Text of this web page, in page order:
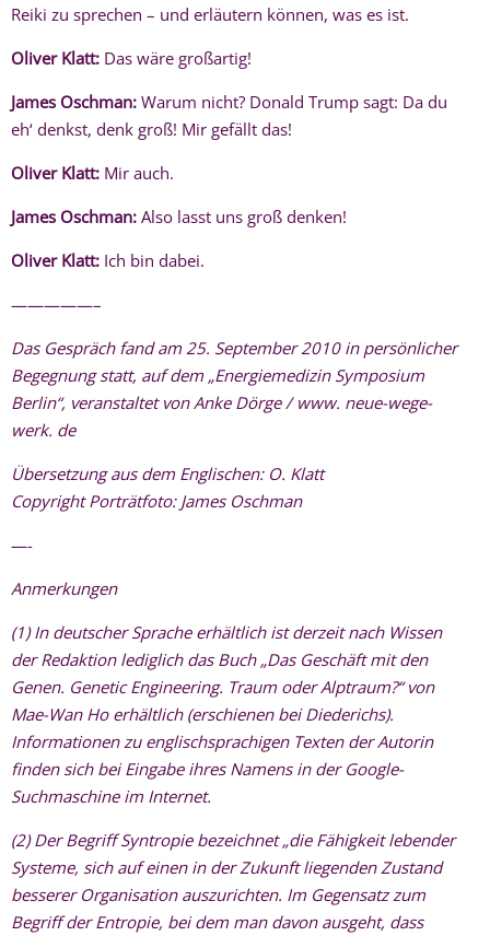
Reiki zu sprechen – und erläutern können, was es ist.
Oliver Klatt: Das wäre großartig!
James Oschman: Warum nicht? Donald Trump sagt: Da du
eh‘ denkst, denk groß! Mir gefällt das!
Oliver Klatt: Mir auch.
James Oschman: Also lasst uns groß denken!
Oliver Klatt: Ich bin dabei.
—————–
Das Gespräch fand am 25. September 2010 in persönlicher
Begegnung statt, auf dem „Energiemedizin Symposium
Berlin“, veranstaltet von Anke Dörge / www. neue-wege-
werk. de
Übersetzung aus dem Englischen: O. Klatt
Copyright Porträtfoto: James Oschman
—-
Anmerkungen
(1) In deutscher Sprache erhältlich ist derzeit nach Wissen
der Redaktion lediglich das Buch „Das Geschäft mit den
Genen. Genetic Engineering. Traum oder Alptraum?“ von
Mae-Wan Ho erhältlich (erschienen bei Diederichs).
Informationen zu englischsprachigen Texten der Autorin
finden sich bei Eingabe ihres Namens in der Google-
Suchmaschine im Internet.
(2) Der Begriff Syntropie bezeichnet „die Fähigkeit lebender
Systeme, sich auf einen in der Zukunft liegenden Zustand
besserer Organisation auszurichten. Im Gegensatz zum
Begriff der Entropie, bei dem man davon ausgeht, dass